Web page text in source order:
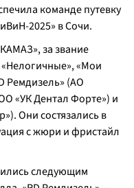
команде путевку
2025» в Сочи.
за звание
«Мои
Ремдизель» (АО
«УК Дентал Форте») и
Они состязались в
с жюри и фристайл
следующим